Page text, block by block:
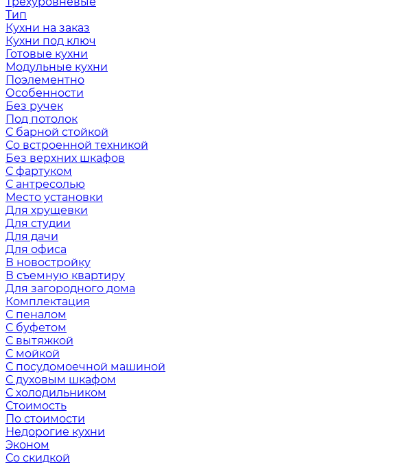
Тип
Кухни на заказ
Кухни под ключ
Готовые кухни
Модульные кухни
Поэлементно
Особенности
Без ручек
Под потолок
С барной стойкой
Со встроенной техникой
Без верхних шкафов
С фартуком
С антресолью
Место установки
Для хрущевки
Для студии
Для дачи
Для офиса
В новостройку
В съемную квартиру
Для загородного дома
Комплектация
С пеналом
С буфетом
С вытяжкой
С мойкой
С посудомоечной машиной
С духовым шкафом
С холодильником
Стоимость
По стоимости
Недорогие кухни
Эконом
Со скидкой